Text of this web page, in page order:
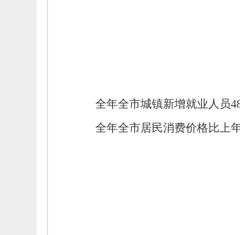
全年全市城镇新增就业人员
全年全市居民消费价格比上